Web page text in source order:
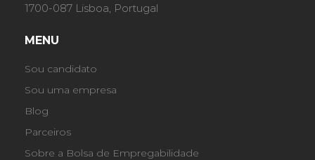
1700-087 Lisboa, Portugal
MENU
Sou candidato
Sou uma empresa
Blog
Parceiros
Sobre a Bolsa de Empregabilidade